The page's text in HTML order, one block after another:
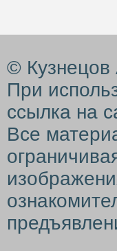
© Кузнецов
При
ссылка на
Все